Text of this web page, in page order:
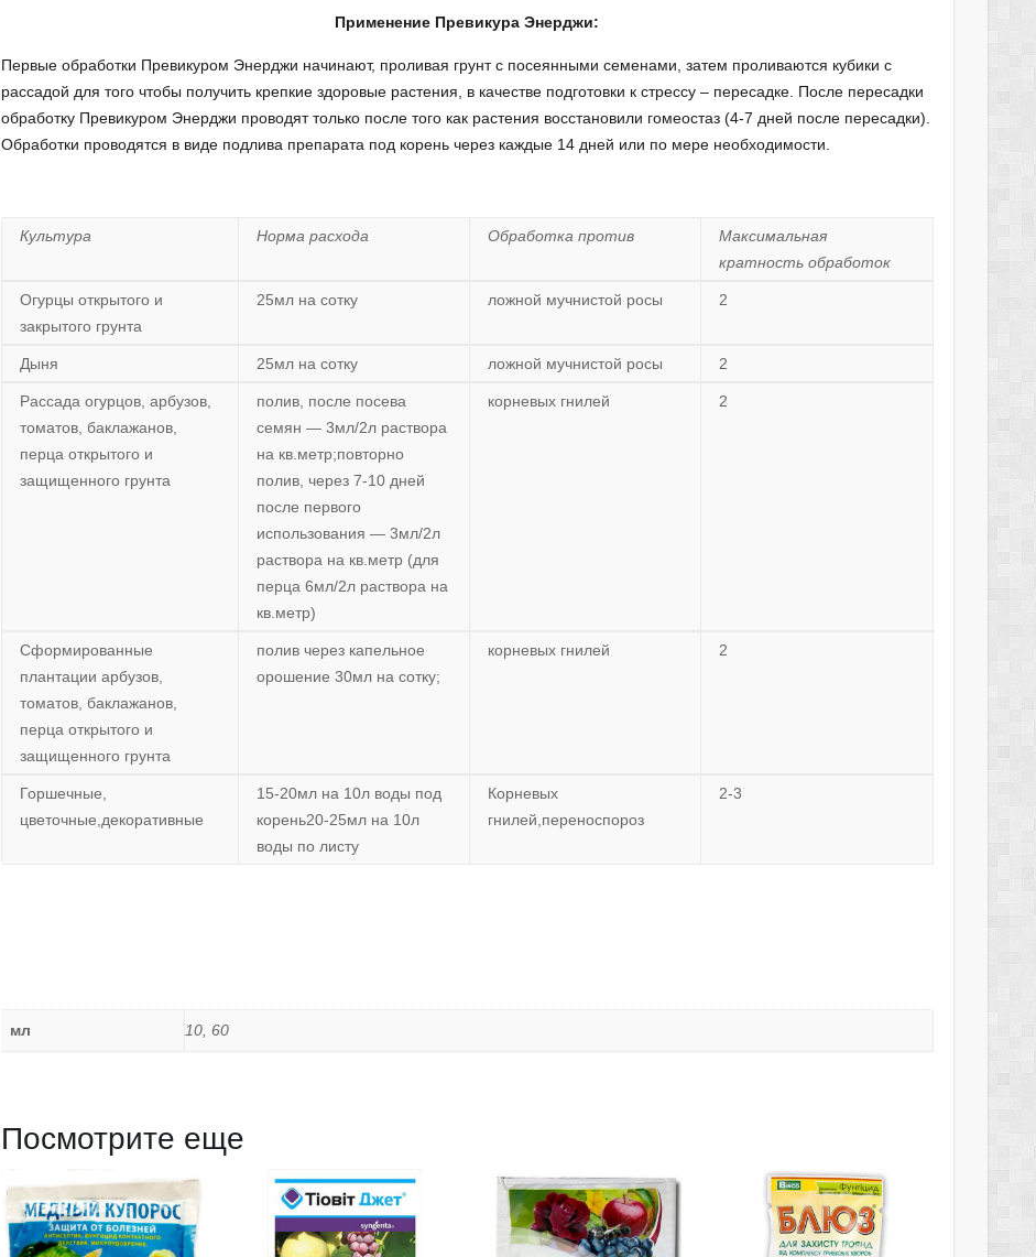
Применение Превикура Энерджи:
Первые обработки Превикуром Энерджи начинают, проливая грунт с посеянными семенами, затем проливаются кубики с
рассадой для того чтобы получить крепкие здоровые растения, в качестве подготовки к стрессу – пересадке. После пересадки
обработку Превикуром Энерджи проводят только после того как растения восстановили гомеостаз (4-7 дней после пересадки).
Обработки проводятся в виде подлива препарата под корень через каждые 14 дней или по мере необходимости.
Культура Норма расхода Обработка против
Максимальная
кратность обработок
Огурцы открытого и
закрытого грунта
25мл на сотку ложной мучнистой росы 2
Дыня 25мл на сотку ложной мучнистой росы 2
Рассада огурцов, арбузов,
томатов, баклажанов,
перца открытого и
защищенного грунта
полив, после посева
семян — 3мл/2л раствора
на кв.метр;повторно
полив, через 7-10 дней
после первого
использования — 3мл/2л
раствора на кв.метр (для
перца 6мл/2л раствора на
кв.метр)
корневых гнилей 2
Сформированные
плантации арбузов,
томатов, баклажанов,
перца открытого и
защищенного грунта
полив через капельное
орошение 30мл на сотку;
корневых гнилей 2
Горшечные,
цветочные,декоративные
15-20мл на 10л воды под
корень20-25мл на 10л
воды по листу
Корневых
гнилей,переноспороз
2-3
мл 10, 60
Посмотрите еще